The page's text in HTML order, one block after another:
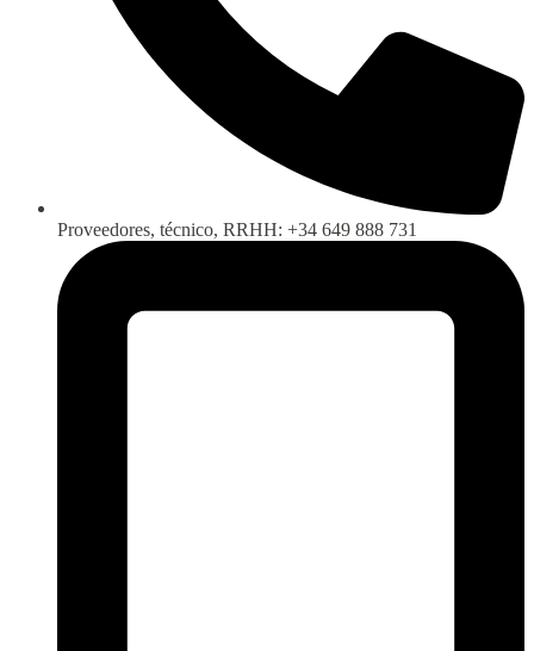
Proveedores, técnico, RRHH: +34 649 888 731